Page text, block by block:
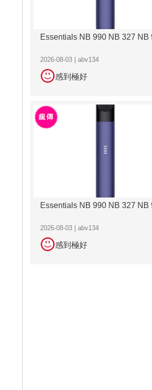
Essentials NB 990 NB 327 NB
2026-08-03 | abv134
感到極好
Essentials NB 990 NB 327 NB
2026-08-03 | abv134
感到極好